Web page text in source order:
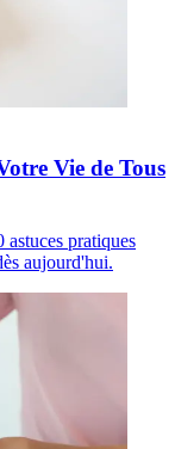
Vie de Tous
astuces pratiques
aujourd'hui.